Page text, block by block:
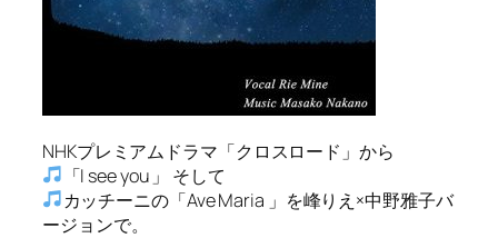
NHKプレミアムドラマ「クロスロード」から
「I see you 」 そして
カッチーニの「Ave Maria 」を峰りえ×中野雅子バ
ージョンで。